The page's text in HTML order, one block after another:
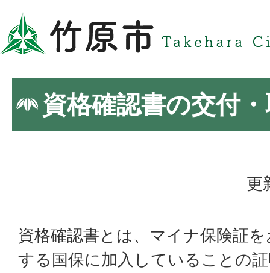
資格確認書の交付
更
資格確認書とは、マイナ保険証
する国保に加入していることの